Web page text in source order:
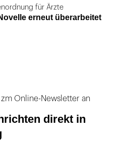
für Ärzte
erneut überarbeitet
Online-Newsletter an
direkt in